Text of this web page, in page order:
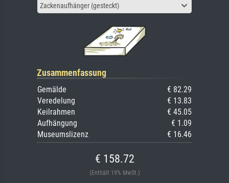
Zackenaufhänger (gesteckt)
Zusammenfassung
Gemälde
€ 82.29
Veredelung
€ 13.83
Keilrahmen
€ 45.05
Aufhängung
€ 1.09
Museumslizenz
€ 16.46
€ 158.72
(Enthält 19% MwSt.)